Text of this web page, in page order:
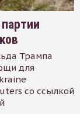
Трампа
для
со ссылкой